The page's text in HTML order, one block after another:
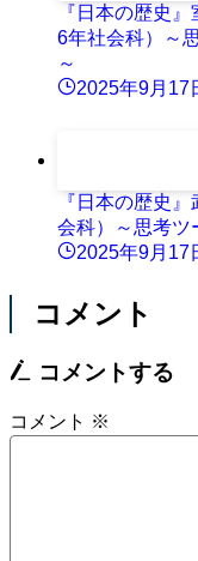
『日本の歴史
6年社会科）～
～
2025年9月17
『日本の歴史
会科）～思考ツ
2025年9月17
コメント
コメントする
コメント ※